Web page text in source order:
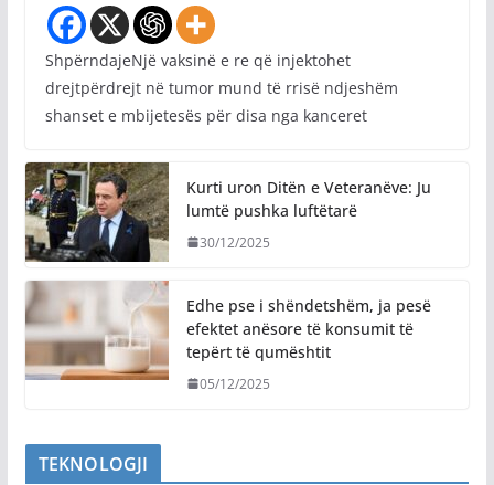
ShpërndajeNjë vaksinë e re që injektohet
drejtpërdrejt në tumor mund të rrisë ndjeshëm
shanset e mbijetesës për disa nga kanceret
Kurti uron Ditën e Veteranëve: Ju
lumtë pushka luftëtarë
30/12/2025
Edhe pse i shëndetshëm, ja pesë
efektet anësore të konsumit të
tepërt të qumështit
05/12/2025
TEKNOLOGJI